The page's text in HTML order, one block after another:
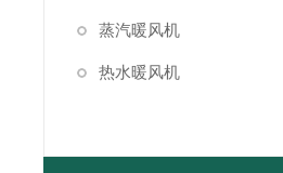
蒸汽暖风机
热水暖风机